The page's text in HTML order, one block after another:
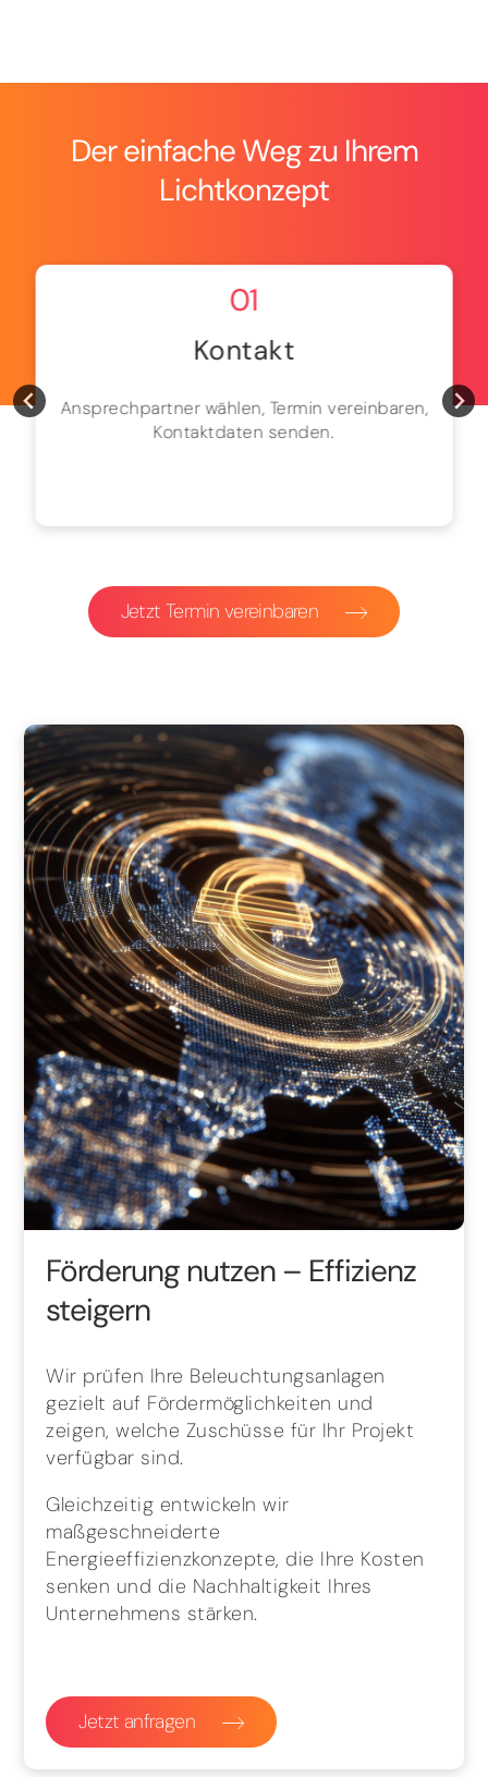
Der einfache Weg zu Ihrem
Lichtkonzept
01
Kontakt
Ansprechpartner wählen, Termin vereinbaren,
Kontaktdaten senden.
Jetzt Termin vereinbaren
Förderung nutzen – Effizienz
steigern
Wir prüfen Ihre Beleuchtungsanlagen
gezielt auf Fördermöglichkeiten und
zeigen, welche Zuschüsse für Ihr Projekt
verfügbar sind.
Gleichzeitig entwickeln wir
maßgeschneiderte
Energieeffizienzkonzepte, die Ihre Kosten
senken und die Nachhaltigkeit Ihres
Unternehmens stärken.
Jetzt anfragen